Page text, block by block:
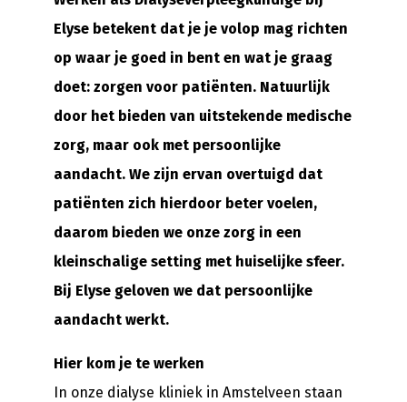
Elyse betekent dat je je volop mag richten
op waar je goed in bent en wat je graag
doet: zorgen voor patiënten. Natuurlijk
door het bieden van uitstekende medische
zorg, maar ook met persoonlijke
aandacht. We zijn ervan overtuigd dat
patiënten zich hierdoor beter voelen,
daarom bieden we onze zorg in een
kleinschalige setting met huiselijke sfeer.
Bij Elyse geloven we dat persoonlijke
aandacht werkt.
Hier kom je te werken
In onze dialyse kliniek in Amstelveen staan